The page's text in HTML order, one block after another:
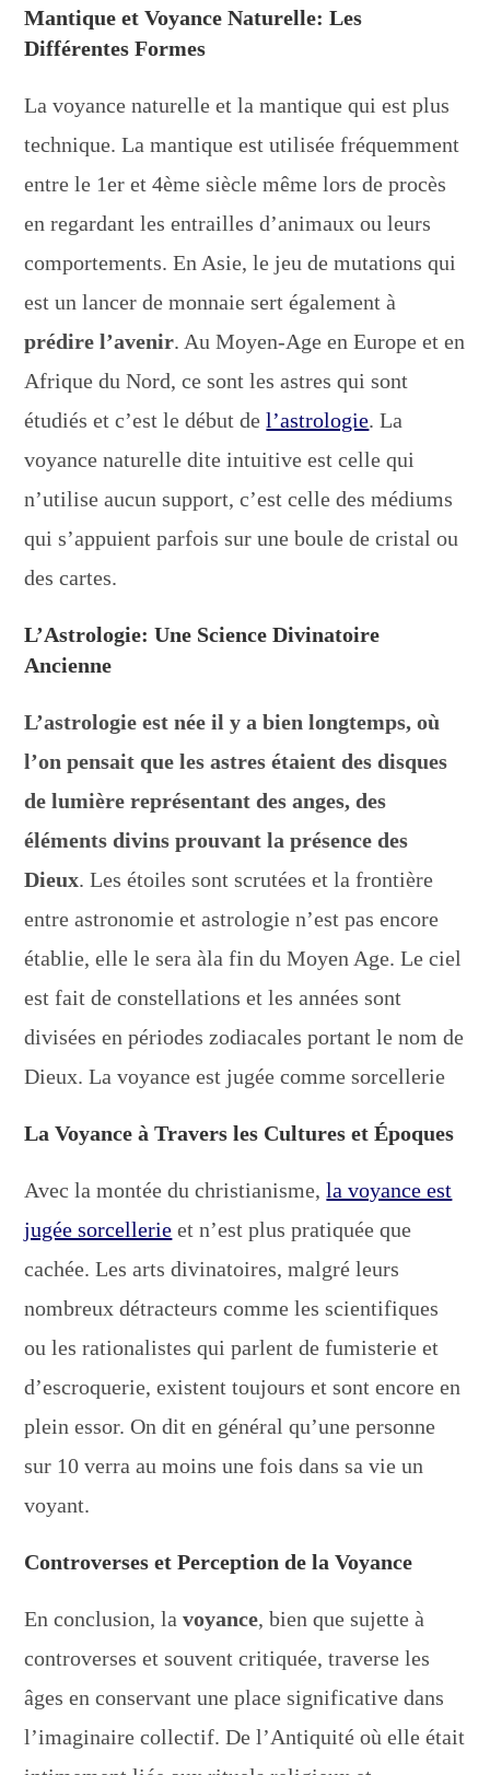
Mantique et Voyance Naturelle: Les
Différentes Formes
La voyance naturelle et la mantique qui est plus
technique. La mantique est utilisée fréquemment
entre le 1er et 4ème siècle même lors de procès
en regardant les entrailles d’animaux ou leurs
comportements. En Asie, le jeu de mutations qui
est un lancer de monnaie sert également à
prédire l’avenir. Au Moyen-Age en Europe et en
Afrique du Nord, ce sont les astres qui sont
étudiés et c’est le début del’astrologie. La
voyance naturelle dite intuitive est celle qui
n’utilise aucun support, c’est celle des médiums
qui s’appuient parfois sur une boule de cristal ou
des cartes.
L’Astrologie: Une Science Divinatoire
Ancienne
L’astrologie est née il y a bien longtemps, où
l’on pensait que les astres étaient des disques
de lumière représentant des anges, des
éléments divins prouvant la présence des
Dieux. Les étoiles sont scrutées et la frontière
entre astronomie et astrologie n’est pas encore
établie, elle le sera àla fin du Moyen Age. Le ciel
est fait de constellations et les années sont
divisées en périodes zodiacales portant le nom de
Dieux. La voyance est jugée comme sorcellerie
La Voyance à Travers les Cultures et Époques
Avec la montée du christianisme,la voyance est
jugée sorcellerie et n’est plus pratiquée que
cachée. Les arts divinatoires, malgré leurs
nombreux détracteurs comme les scientifiques
ou les rationalistes qui parlent de fumisterie et
d’escroquerie, existent toujours et sont encore en
plein essor. On dit en général qu’une personne
sur 10 verra au moins une fois dans sa vie un
voyant.
Controverses et Perception de la Voyance
En conclusion, lavoyance, bien que sujette à
controverses et souvent critiquée, traverse les
âges en conservant une place significative dans
l’imaginaire collectif. De l’Antiquité où elle était